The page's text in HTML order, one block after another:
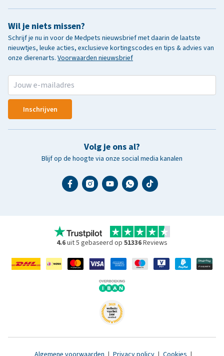
Wil je niets missen?
Schrijf je nu in voor de Medpets nieuwsbrief met daarin de laatste
nieuwtjes, leuke acties, exclusieve kortingscodes en tips & advies van
onze dierenarts. Voorwaarden nieuwsbrief
Inschrijven
Volg je ons al?
Blijf op de hoogte via onze social media kanalen
4.6uit 5 gebaseerd op 51336Reviews